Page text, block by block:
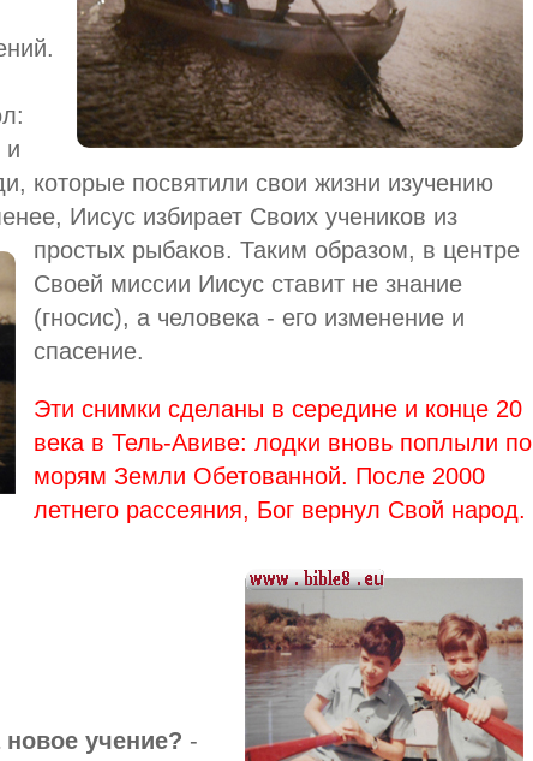
и
которые посвятили свои жизни изучению
Иисус избирает Своих учеников из
простых рыбаков. Таким образом, в центре
Своей миссии Иисус ставит не знание
(гносис), а человека - его изменение и
спасение.
Эти снимки сделаны в середине и конце 20
века в Тель-Авиве: лодки вновь поплыли по
морям Земли Обетованной. После 2000
летнего рассеяния, Бог вернул Свой народ.
новое учение? -